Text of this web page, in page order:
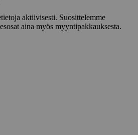
aktiivisesti. Suosittelemme
aina myös myyntipakkauksesta.